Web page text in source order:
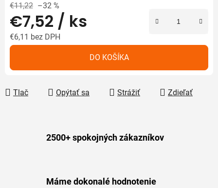
€11,22 –32 %
€7,52 / ks
€6,11 bez DPH
DO KOŠÍKA
Tlač Opýtať sa Strážiť Zdieľať
2500+ spokojných zákazníkov
Máme dokonalé hodnotenie